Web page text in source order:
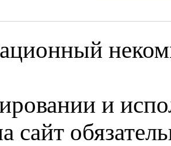
и
сайт